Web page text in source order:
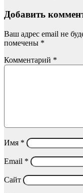
Добавить
Ваш адрес email не
помечены *
Комментарий *
Имя *
Email *
Сайт